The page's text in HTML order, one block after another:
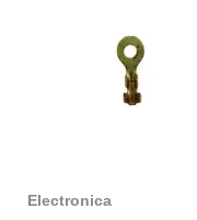
Electronica